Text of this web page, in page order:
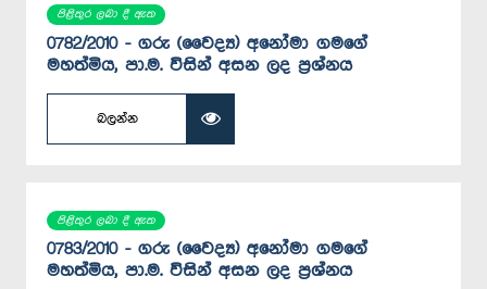
පිළිතුර ලබා දී ඇත
0782/2010 - ගරු (වෛද්‍ය) අනෝමා ගමගේ
මහත්මිය, පා.ම. විසින් අසන ලද ප්‍රශ්නය
බලන්න
පිළිතුර ලබා දී ඇත
0783/2010 - ගරු (වෛද්‍ය) අනෝමා ගමගේ
මහත්මිය, පා.ම. විසින් අසන ලද ප්‍රශ්නය